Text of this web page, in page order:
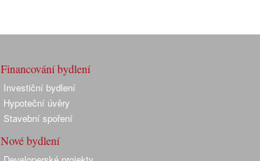
Financování bydlení
Investiční bydlení
Hypoteční úvěry
Stavební spoření
Nové bydlení